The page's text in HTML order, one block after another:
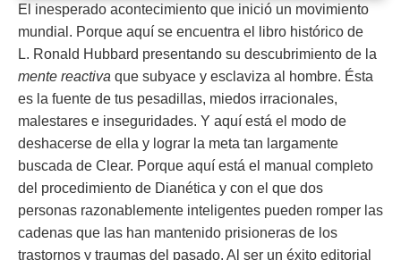
El inesperado acontecimiento que inició un movimiento
mundial. Porque aquí se encuentra el libro histórico de
L. Ronald Hubbard presentando su descubrimiento de la
mente reactiva que subyace y esclaviza al hombre. Ésta
es la fuente de tus pesadillas, miedos irracionales,
malestares e inseguridades. Y aquí está el modo de
deshacerse de ella y lograr la meta tan largamente
buscada de Clear. Porque aquí está el manual completo
del procedimiento de Dianética y con el que dos
personas razonablemente inteligentes pueden romper las
cadenas que las han mantenido prisioneras de los
trastornos y traumas del pasado. Al ser un éxito editorial